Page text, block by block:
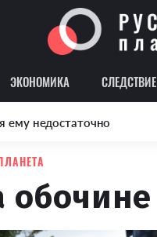
ЭКОНОМИКА СЛЕДСТВИЕ
ему недостаточно
обочине